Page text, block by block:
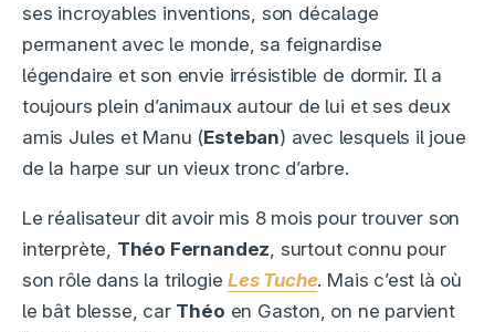
ses incroyables inventions, son décalage
permanent avec le monde, sa feignardise
légendaire et son envie irrésistible de dormir. Il a
toujours plein d’animaux autour de lui et ses deux
amis Jules et Manu (Esteban) avec lesquels il joue
de la harpe sur un vieux tronc d’arbre.
Le réalisateur dit avoir mis 8 mois pour trouver son
interprète, Théo Fernandez , surtout connu pour
son rôle dans la trilogieLes Tuche. Mais c’est là où
le bât blesse, car Théo en Gaston, on ne parvient